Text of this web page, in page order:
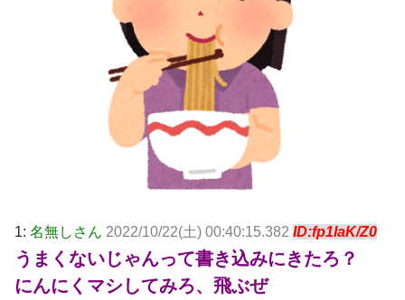
1: 名無しさん 2022/10/22(土) 00:40:15.382 ID:fp1IaK/Z0
うまくないじゃんって書き込みにきたろ？
にんにくマシしてみろ、飛ぶぜ